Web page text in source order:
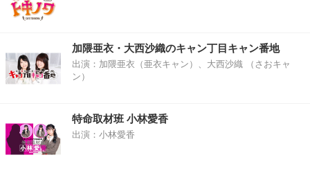
加隈亜衣・大西沙織のキャン丁目キャン番地
出演：加隈亜衣（亜衣キャン）、大西沙織 （さおキャ
ン）
特命取材班 小林愛香
出演：小林愛香